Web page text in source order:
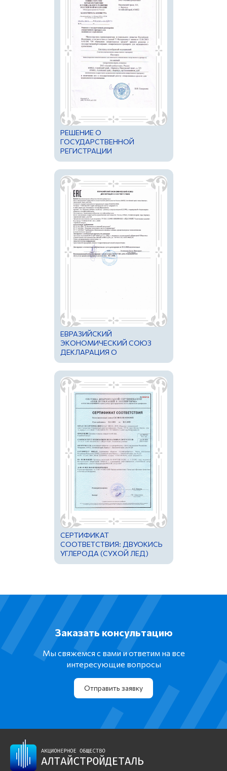
РЕШЕНИЕ О
ГОСУДАРСТВЕННОЙ
РЕГИСТРАЦИИ
ЛЕКАРТСТВЕННОГО
ПРЕПАРАТА ДЛЯ
МЕДИЦИНСКОГО
ПРИМЕНЕНИЯ
ЕВРАЗИЙСКИЙ
ЭКОНОМИЧЕСКИЙ СОЮЗ
ДЕКЛАРАЦИЯ О
СООТВЕТСТВИИ
СЕРТИФИКАТ
СООТВЕТСТВИЯ: ДВУОКИСЬ
УГЛЕРОДА (СУХОЙ ЛЕД)
Заказать консультацию
Мы свяжемся с вами и ответим на все
интересующие вопросы
Отправить заявку